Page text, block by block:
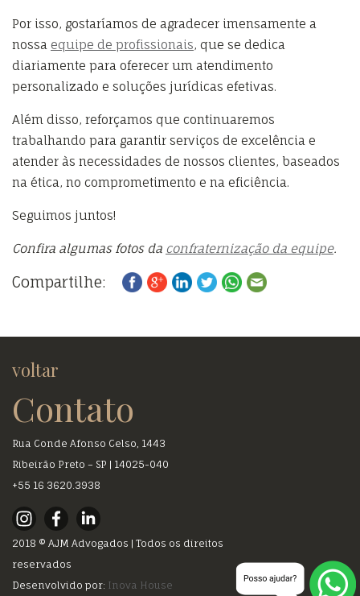
Por isso, gostaríamos de agradecer imensamente a
nossa equipe de profissionais, que se dedica
diariamente para oferecer um atendimento
personalizado e soluções jurídicas efetivas.
Além disso, reforçamos que continuaremos
trabalhando para garantir serviços de excelência e
atender às necessidades de nossos clientes, baseados
na ética, no comprometimento e na eficiência.
Seguimos juntos!
Confira algumas fotos da confraternização da equipe.
Compartilhe:
voltar
Contato
Rua Conde Afonso Celso, 1443
Ribeirão Preto – SP | 14025-040
+55 16 3620.3938
2018 © AJM Advogados | Todos os direitos
reservados
Desenvolvido por: Inova House